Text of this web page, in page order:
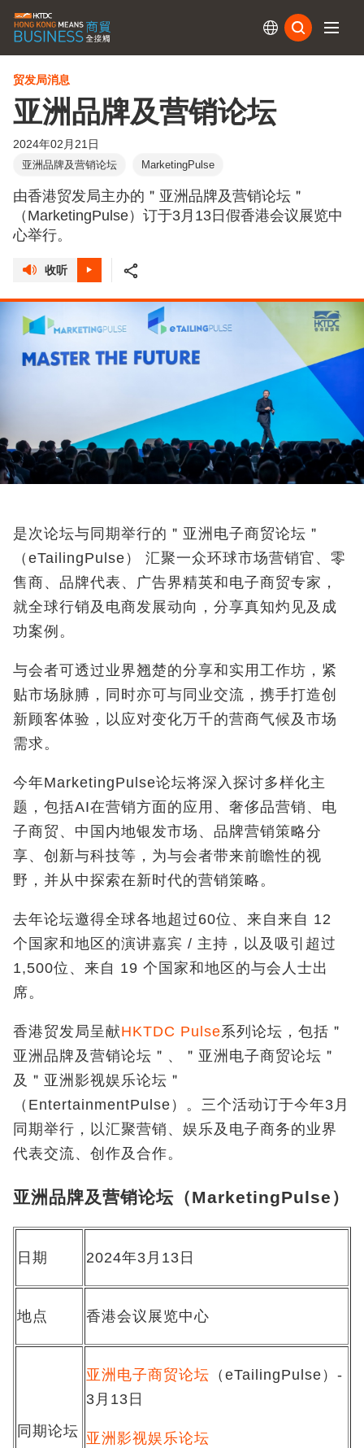
贸发局消息
亚洲品牌及营销论坛
2024年02月21日
亚洲品牌及营销论坛 MarketingPulse
由香港贸发局主办的＂亚洲品牌及营销论坛＂
（MarketingPulse）订于3月13日假香港会议展览中
心举行。
收听
是次论坛与同期举行的＂亚洲电子商贸论坛＂
（eTailingPulse） 汇聚一众环球市场营销官、零
售商、品牌代表、广告界精英和电子商贸专家，
就全球行销及电商发展动向，分享真知灼见及成
功案例。
与会者可透过业界翘楚的分享和实用工作坊，紧
贴市场脉膊，同时亦可与同业交流，携手打造创
新顾客体验，以应对变化万千的营商气候及市场
需求。
今年MarketingPulse论坛将深入探讨多样化主
题，包括AI在营销方面的应用、奢侈品营销、电
子商贸、中国内地银发市场、品牌营销策略分
享、创新与科技等，为与会者带来前瞻性的视
野，并从中探索在新时代的营销策略。
去年论坛邀得全球各地超过60位、来自来自 12
个国家和地区的演讲嘉宾 / 主持，以及吸引超过
1,500位、来自 19 个国家和地区的与会人士出
席。
香港贸发局呈献HKTDC Pulse系列论坛，包括＂
亚洲品牌及营销论坛＂、＂亚洲电子商贸论坛＂
及＂亚洲影视娱乐论坛＂
（EntertainmentPulse）。三个活动订于今年3月
同期举行，以汇聚营销、娱乐及电子商务的业界
代表交流、创作及合作。
亚洲品牌及营销论坛（MarketingPulse）
日期 2024年3月13日
地点 香港会议展览中心
同期论坛
亚洲电子商贸论坛 （eTailingPulse）-
3月13日
亚洲影视娱乐论坛